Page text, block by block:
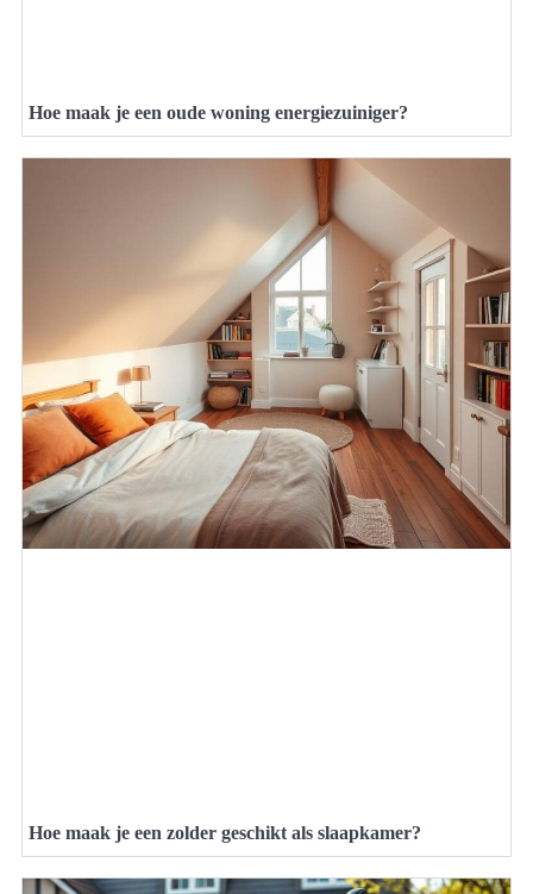
Hoe maak je een oude woning energiezuiniger?
Hoe maak je een zolder geschikt als slaapkamer?